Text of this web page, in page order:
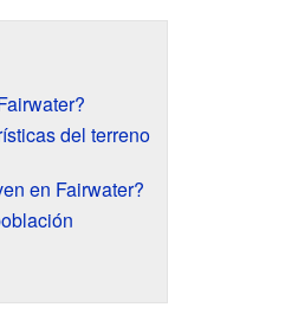
del terreno
en Fairwater?